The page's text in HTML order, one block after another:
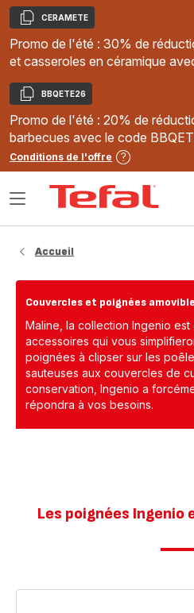
Copier
CERAMETE
Promo de l'été : 30% de
et casseroles en céramique
Copier
BBQETE26
Promo de l'été : 20% de
barbecues avec le code
Conditions de l'offre
Ouvrir
Accueil
Couvercles et poignées
Maline, la collection Ingenio
accessoires qui vous
poignées à clipser sur les
sauteuses aux couvercles de
conservation, Ingenio a
répondra à vos besoins.
Les poignées